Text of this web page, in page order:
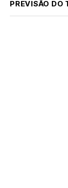
PREVISÃO DO